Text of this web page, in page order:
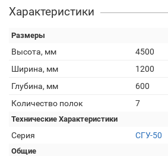
Характеристики
Размеры
Высота, мм
4500
Ширина, мм
1200
Глубина, мм
600
Количество полок
7
Технические Характеристики
Серия СГУ-50
Общие